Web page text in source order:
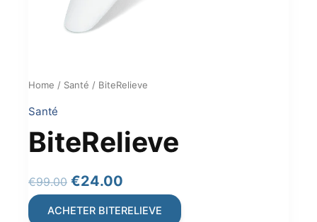
Home / Santé / BiteRelieve
Santé
BiteRelieve
€99.00 Original
€24.00
ACHETER BITERELIEVE